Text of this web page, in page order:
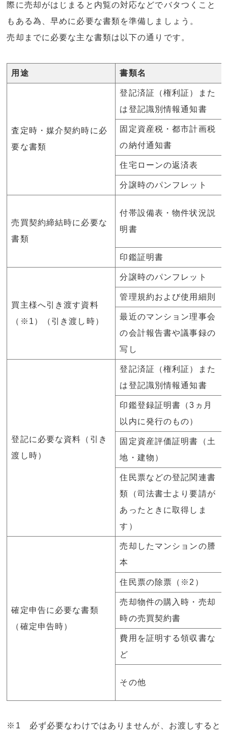
際に売却がはじまると内覧の対応などでバタつくこと
もある為、早めに必要な書類を準備しましょう。
売却までに必要な主な書類は以下の通りです。
用途 書類名
査定時・媒介契約時に必
要な書類
登記済証（権利証）また
は登記識別情報通知書
固定資産税・都市計画税
の納付通知書
住宅ローンの返済表
分譲時のパンフレット
売買契約締結時に必要な
書類
付帯設備表・物件状況説
明書
印鑑証明書
買主様へ引き渡す資料
（※1）（引き渡し時）
分譲時のパンフレット
管理規約および使用細則
最近のマンション理事会
の会計報告書や議事録の
写し
登記に必要な資料（引き
渡し時）
登記済証（権利証）また
は登記識別情報通知書
印鑑登録証明書（3ヵ月
以内に発行のもの）
固定資産評価証明書（土
地・建物）
住民票などの登記関連書
類（司法書士より要請が
あったときに取得しま
す）
確定申告に必要な書類
（確定申告時）
売却したマンションの謄
本
住民票の除票（※2）
売却物件の購入時・売却
時の売買契約書
費用を証明する領収書な
ど
その他
※1 必ず必要なわけではありませんが、お渡しすると